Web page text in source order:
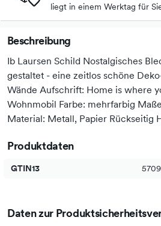
liegt in einem Werktag für
Beschreibung
Ib Laursen Schild Nostalgisches
gestaltet - eine zeitlos schöne
Wände Aufschrift: Home is where
Wohnmobil Farbe: mehrfarbig
Material: Metall, Papier Rückseitig
Produktdaten
GTIN13
Daten zur